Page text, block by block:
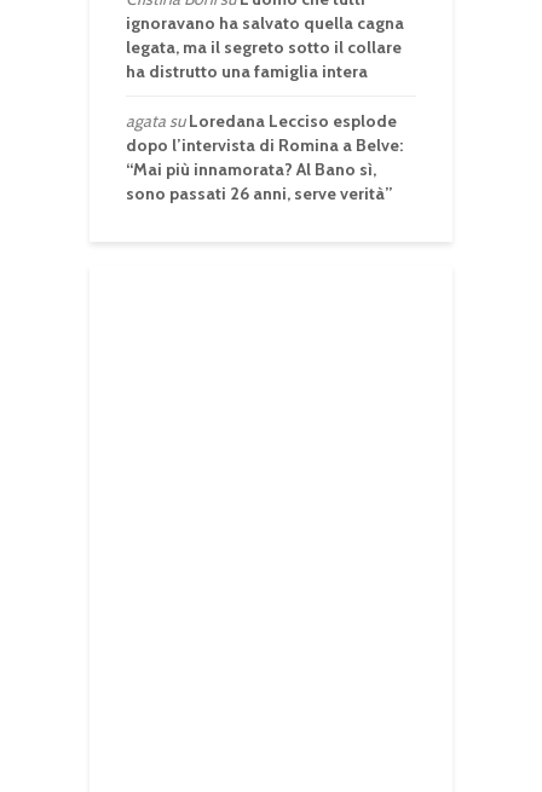
ignoravano ha salvato quella cagna
legata, ma il segreto sotto il collare
ha distrutto una famiglia intera
agatasuLoredana Lecciso esplode
dopo l’intervista di Romina a Belve:
“Mai più innamorata? Al Bano sì,
sono passati 26 anni, serve verità”